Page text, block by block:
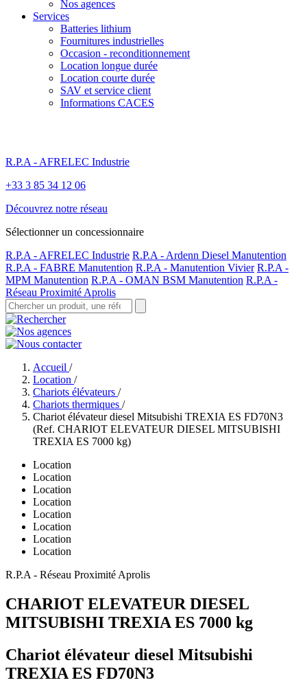
Nos agences
Services
Batteries lithium
Fournitures industrielles
Occasion - reconditionnement
Location longue durée
Location courte durée
SAV et service client
Informations CACES
R.P.A - AFRELEC Industrie
+33 3 85 34 12 06
Découvrez notre réseau
Sélectionner un concessionnaire
R.P.A - AFRELEC Industrie R.P.A - Ardenn Diesel Manutention
R.P.A - FABRE Manutention R.P.A - Manutention Vivier R.P.A -
MPM Manutention R.P.A - OMAN BSM Manutention R.P.A -
Réseau Proximité Aprolis
Accueil /
Location /
Chariots élévateurs /
Chariots thermiques /
Chariot élévateur diesel Mitsubishi TREXIA ES FD70N3
(Ref. CHARIOT ELEVATEUR DIESEL MITSUBISHI
TREXIA ES 7000 kg)
Location
Location
Location
Location
Location
Location
Location
Location
R.P.A - Réseau Proximité Aprolis
CHARIOT ELEVATEUR DIESEL
MITSUBISHI TREXIA ES 7000 kg
Chariot élévateur diesel Mitsubishi
TREXIA ES FD70N3